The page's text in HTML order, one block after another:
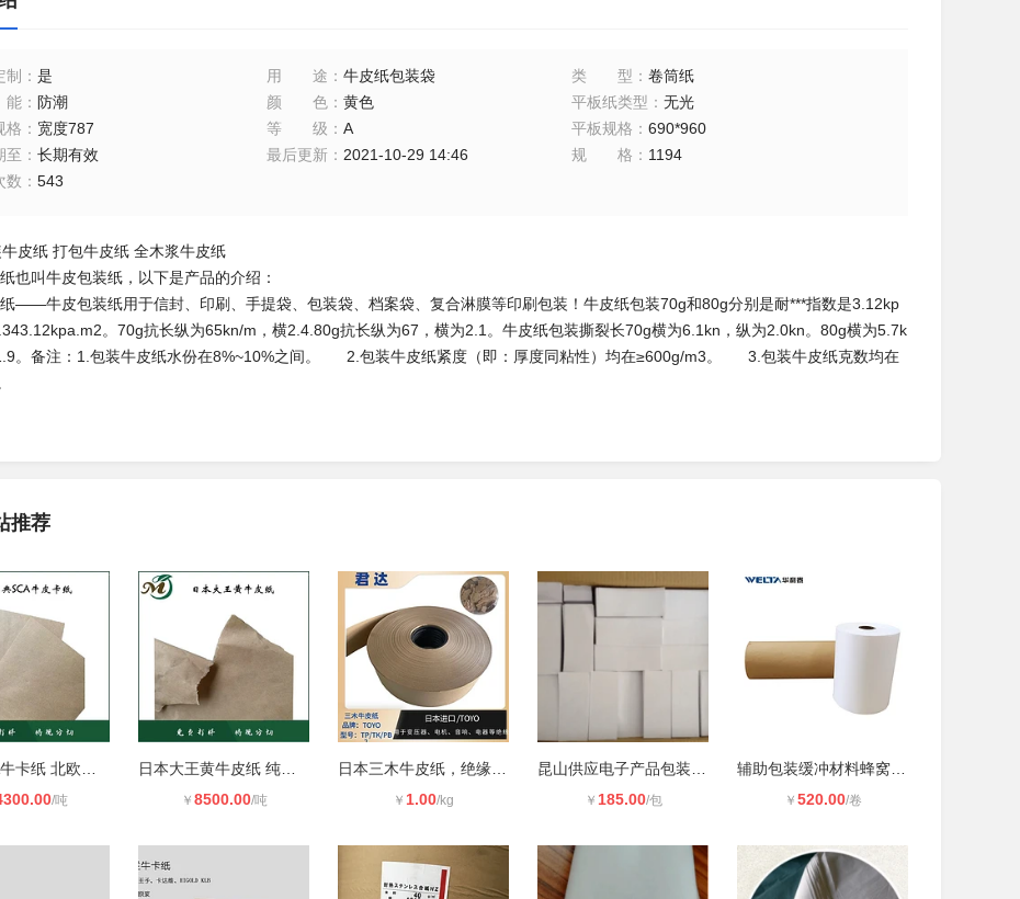
制 ： 是 用途 ： 牛皮纸包装袋 类型 ：卷筒纸
： 防潮 颜色： 黄色 平板纸类型 ：无光
格 ： 宽度787 等级 ： A 平板规格 ：690*960
至 ： 长期有效 最后更新： 2021-10-29 14:46 规格 ： 1194
数 ： 543
皮纸 打包牛皮纸 全木浆牛皮纸
也叫牛皮包装纸，以下是产品的介绍：
——牛皮包装纸用于信封、印刷、手提袋、包装袋、档案袋、复合淋膜等印刷包装！牛皮纸包装70g和80g分别是耐***指数是3.12kp
。70g抗长纵为65kn/m，横2.4.80g抗长纵为67，横为2.1。牛皮纸包装撕裂长70g横为6.1kn，纵为2.0kn。80g横为5.7k
。备注：1.包装牛皮纸水份在8%~10%之间。 2.包装牛皮纸紧度（即：厚度同粘性）均在≥600g/m3。 3.包装牛皮纸克数均在
推荐
/吨 ￥ 8500.00/吨 ￥ 1.00/kg ￥ 185.00/包 ￥ 520.00/卷